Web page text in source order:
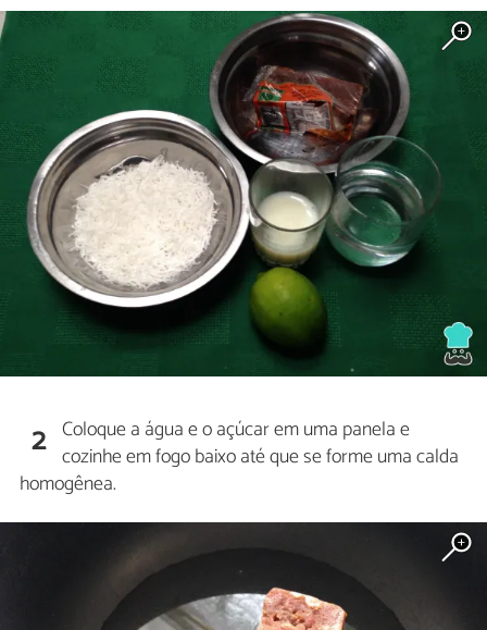
2 Coloque a água e o açúcar em uma panela e
cozinhe em fogo baixo até que se forme uma calda
homogênea.